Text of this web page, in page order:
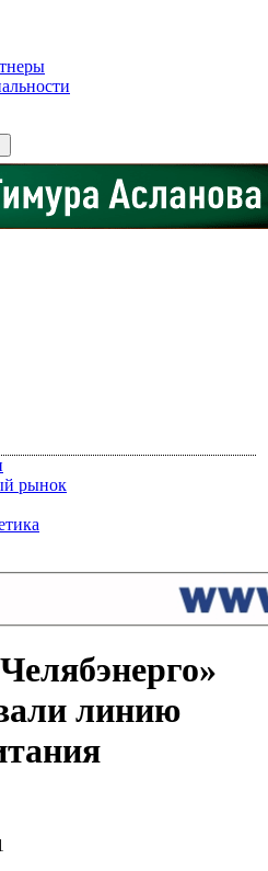
рынок
линию